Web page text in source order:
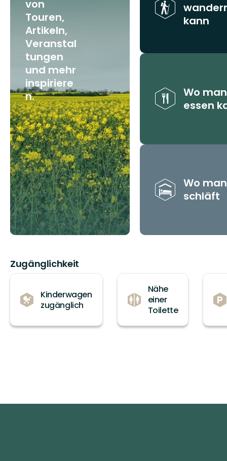
von
Touren,
Artikeln,
Veranstal
tungen
und mehr
inspiriere
n.
kann
Wo man
essen
Wo man
schläft
Zugänglichkeit
Kinderwagen
zugänglich
Nähe
einer
Toilette